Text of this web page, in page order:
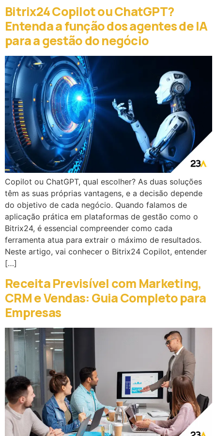
Bitrix24 Copilot ou ChatGPT?
Entenda a função dos agentes de IA
para a gestão do negócio
Copilot ou ChatGPT, qual escolher? As duas soluções
têm as suas próprias vantagens, e a decisão depende
do objetivo de cada negócio. Quando falamos de
aplicação prática em plataformas de gestão como o
Bitrix24, é essencial compreender como cada
ferramenta atua para extrair o máximo de resultados.
Neste artigo, vai conhecer o Bitrix24 Copilot, entender
[…]
Receita Previsível com Marketing,
CRM e Vendas: Guia Completo para
Empresas